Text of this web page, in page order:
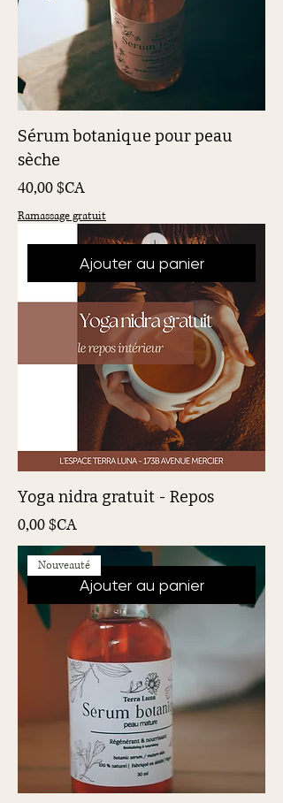
Sérum botanique pour peau
sèche
Prix
40,00 $CA
Ramassage gratuit
Ajouter au panier
Yoga nidra gratuit - Repos
Prix
0,00 $CA
Ajouter au panier
Nouveauté